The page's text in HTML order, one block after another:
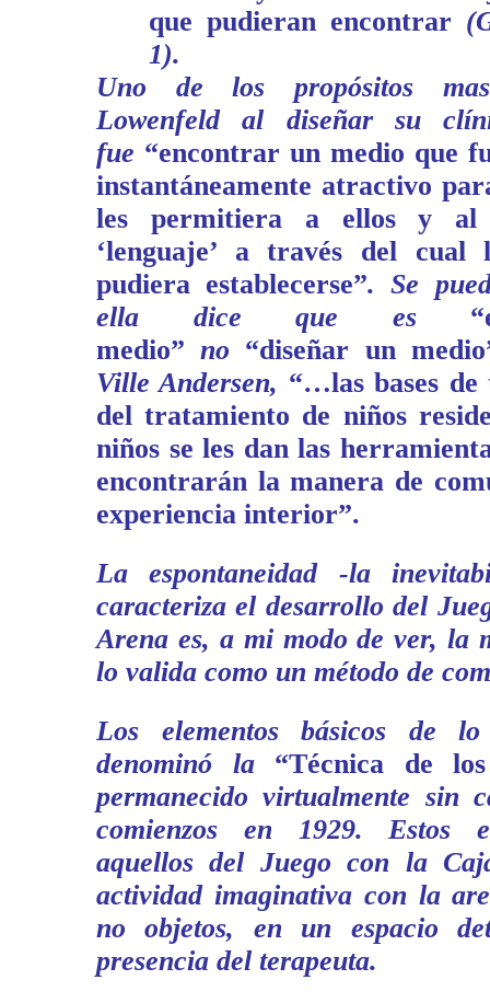
que pudieran encontrar
1).
Uno de los propósitos
Lowenfeld al diseñar su
fue “encontrar un medio que
instantáneamente atractivo
les permitiera a ellos y al
‘lenguaje’ a través del cual
pudiera establecerse”. Se
ella dice que es
medio” no “diseñar un
Ville Andersen, “…las bases de
del tratamiento de niños
niños se les dan las
encontrarán la manera de
experiencia interior”.
La espontaneidad -la
caracteriza el desarrollo del
Arena es, a mi modo de ver, la
lo valida como un método de
Los elementos básicos de
denominó la “Técnica de
permanecido virtualmente sin
comienzos en 1929. Estos
aquellos del Juego con la
actividad imaginativa con la
no objetos, en un espacio
presencia del terapeuta.